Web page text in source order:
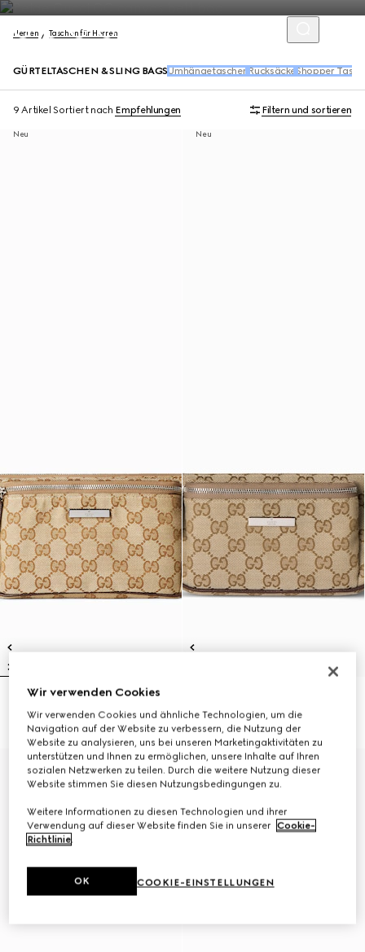
Herren Taschen für Herren
GÜRTELTASCHEN & SLING BAGS Umhängetaschen Rucksäcke Shopper
9 Artikel Sortiert nach Empfehlungen Filtern und sortieren
Neu
€1,250
Neu
€1,100
Wir verwenden Cookies
Wir verwenden Cookies und ähnliche Technologien, um die
Navigation auf der Website zu verbessern, die Nutzung der
Website zu analysieren, uns bei unseren Marketingaktivitäten zu
unterstützen und Ihnen zu ermöglichen, unsere Inhalte auf Ihren
sozialen Netzwerken zu teilen. Durch die weitere Nutzung dieser
Website stimmen Sie diesen Nutzungsbedingungen zu.
Weitere Informationen zu diesen Technologien und ihrer
Verwendung auf dieser Website finden Sie in unserer Cookie-
Richtlinie.
COOKIE-EINSTELLUNGEN
OK